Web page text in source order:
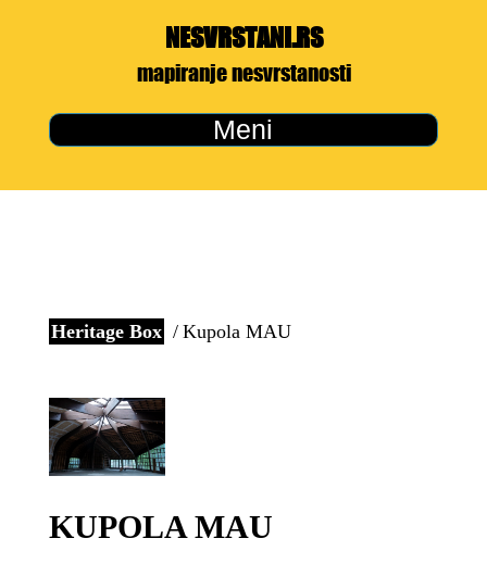
NESVRSTANI.RS
mapiranje nesvrstanosti
Meni
Heritage Box Kupola MAU
KUPOLA MAU